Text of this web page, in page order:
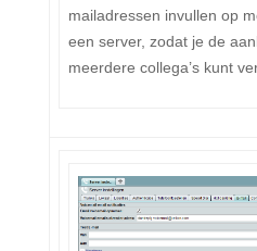
mailadressen invullen op
een server, zodat je de
meerdere collega’s kunt